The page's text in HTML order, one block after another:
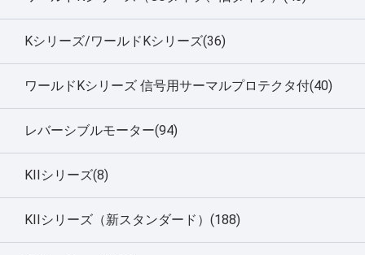
Kシリーズ/ワールドKシリーズ(36)
ワールドKシリーズ 信号用サーマルプロテクタ付(40)
レバーシブルモーター(94)
KIIシリーズ(8)
KIIシリーズ（新スタンダード）(188)